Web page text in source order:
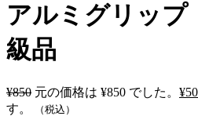
アルミグリッ
級品
¥850 元の価格は ¥850 でした。 ¥
す。
（税込）